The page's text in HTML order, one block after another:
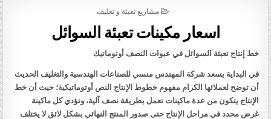
POSTED IN
مشاريع تعبئة و تغليف
اسعار مكينات تعبئة السوائل
خط إنتاج تعبئة السوائل في عبوات النصف أوتوماتيك
في البداية يسعد شركة المهندس منسي للصناعات الهندسية والتغليف الحديث
أن توضح لعملائها الكرام مفهوم خطوط الإنتاج النص أوتوماتيكية؛ حيث أن خط
الإنتاج يتكون من عدة ماكينات تعمل بطريقة نصف آلية، وتؤدي كل ماكينة
غرض محدد في مراحل الإنتاج حتى صدور المنتج النهائي بشكل لائق لا يختلف